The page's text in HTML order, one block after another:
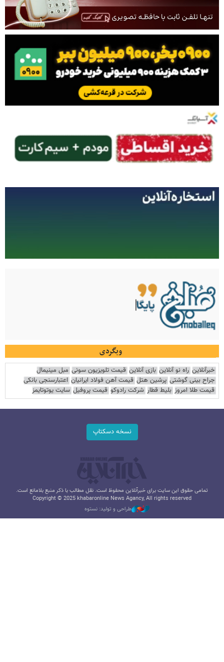
وبگردی
خبرآنلاین راه نو آنلاین بازی آنلاین قیمت تلویزیون سونی مبل مینیمال
جراح بینی گوشتی پرشین هتل قیمت آهن فولاد ایرانیان اعتبارسنجی بانکی
قیمت طلا امروز بلیط قطار شرکت رادوکو قیمت پروفیل سایت یوتوتایمز
نسخه دسکتاپ
تمامی حقوق این سایت برای خبرآنلاین محفوظ است. نقل مطالب با ذکر منبع بلامانع است.
Copyright © 2025 khabaronline News Agancy, All rights reserved
طراحی و تولید: نستوه